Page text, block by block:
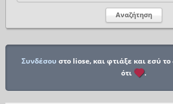
Συνδέσου στο liose, και φτιάξε και εσύ
ότι
.